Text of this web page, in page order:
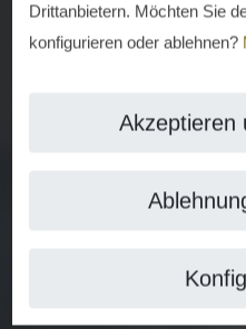
Drittanbietern. Möchten Sie
konfigurieren oder ablehnen?
Akzeptieren